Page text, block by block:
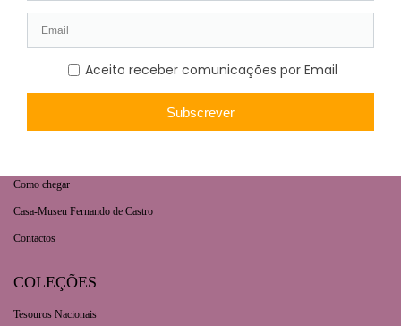
Programação Atual
Como chegar
Casa-Museu Fernando de Castro
Contactos
COLEÇÕES
Tesouros Nacionais